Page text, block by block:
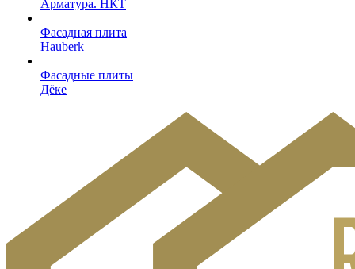
Арматура. НКТ
Фасадная плита
Hauberk
Фасадные плиты
Дёке